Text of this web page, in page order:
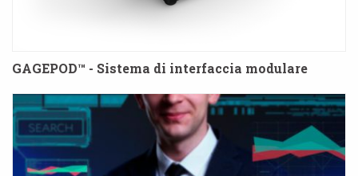
GAGEPOD™ - Sistema di interfaccia modulare